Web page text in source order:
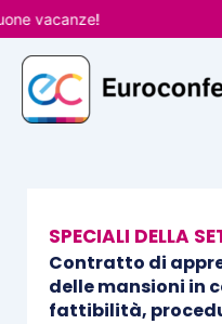
Vai
al
contenuto
SPECIALI DELLA
Contratto di
delle mansioni in
fattibilità,